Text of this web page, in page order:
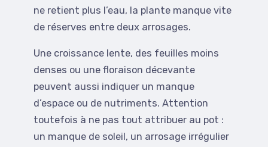
ne retient plus l’eau, la plante manque vite
de réserves entre deux arrosages.
Une croissance lente, des feuilles moins
denses ou une floraison décevante
peuvent aussi indiquer un manque
d’espace ou de nutriments. Attention
toutefois à ne pas tout attribuer au pot :
un manque de soleil, un arrosage irrégulier